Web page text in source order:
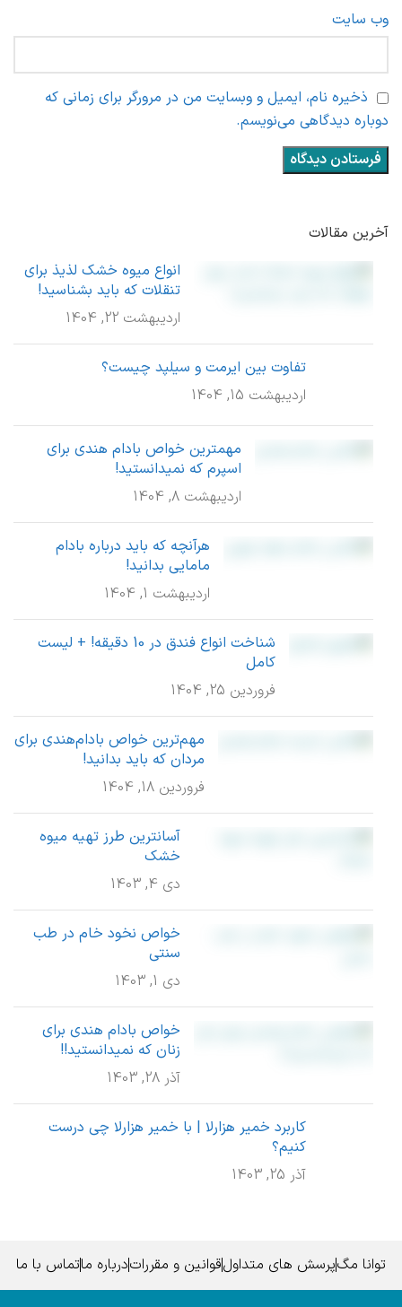
وب‌ سایت
ذخیره نام، ایمیل و وبسایت من در مرورگر برای زمانی که
دوباره دیدگاهی می‌نویسم.
آخرین مقالات
انواع میوه خشک لذیذ برای
تنقلات که باید بشناسید!
اردیبهشت 22, 1404
تفاوت بین ایرمت و سیلپد چیست؟
اردیبهشت 15, 1404
مهمترین خواص بادام هندی برای
اسپرم که نمیدانستید!
اردیبهشت 8, 1404
هرآنچه که باید درباره بادام
مامایی بدانید!
اردیبهشت 1, 1404
شناخت انواع فندق در 10 دقیقه! + لیست
کامل
فروردین 25, 1404
مهم‌ترین خواص بادام‌هندی برای
مردان که باید بدانید!
فروردین 18, 1404
آسانترین طرز تهیه میوه
خشک
دی 4, 1403
خواص نخود خام در طب
سنتی
دی 1, 1403
خواص بادام هندی برای
زنان که نمیدانستید!!
آذر 28, 1403
کاربرد خمیر هزارلا | با خمیر هزارلا چی درست
کنیم؟
آذر 25, 1403
توانا مگپرسش های متداولقوانین و مقرراتدرباره ماتماس با ما